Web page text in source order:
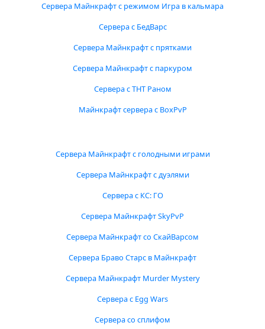
Сервера Майнкрафт с режимом Игра в кальмара
Сервера с БедВарс
Сервера Майнкрафт с прятками
Сервера Майнкрафт с паркуром
Сервера с ТНТ Раном
Майнкрафт сервера с BoxPvP
Сервера Майнкрафт с голодными играми
Сервера Майнкрафт с дуэлями
Сервера с КС: ГО
Сервера Майнкрафт SkyPvP
Сервера Майнкрафт со СкайВарсом
Сервера Браво Старс в Майнкрафт
Сервера Майнкрафт Murder Mystery
Сервера с Egg Wars
Сервера со сплифом